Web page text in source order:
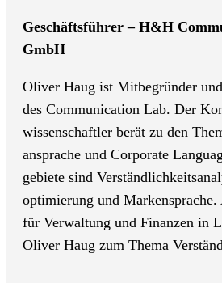
Geschäftsführer – H&H
GmbH
Oliver Haug ist Mitbegründer
des Communication Lab. Der
wissenschaftler berät zu den
ansprache und Corporate
gebiete sind
optimierung und
für Verwaltung und Finanzen in
Oliver Haug zum Thema